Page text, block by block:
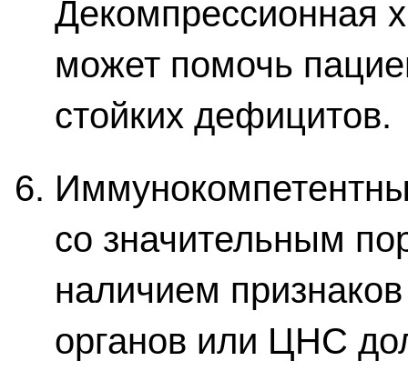
Декомпрессионная
может помочь
стойких дефицитов.
со значительным
наличием
органов или ЦНС